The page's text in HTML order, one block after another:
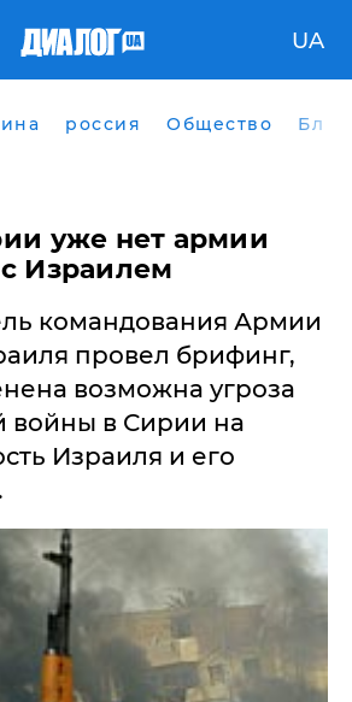
UA
россия Общество
уже нет армии
Израилем
командования Армии
провел брифинг,
возможна угроза
войны в Сирии на
Израиля и его